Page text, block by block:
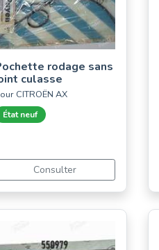
rodage sans
culasse
CITROËN AX
État neuf
Consulter